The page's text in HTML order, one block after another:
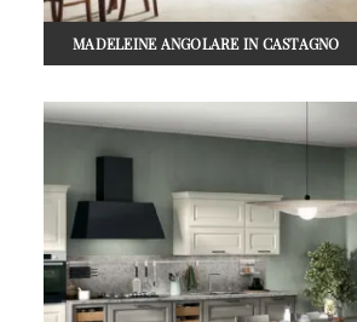
MADELEINE ANGOLARE IN CASTAGNO